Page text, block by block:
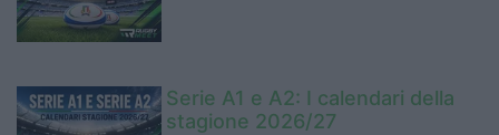
Serie A1 e A2: I calendari della
stagione 2026/27